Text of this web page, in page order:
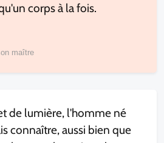
corps à la fois.
maître
de lumière, l'homme né
connaître, aussi bien que